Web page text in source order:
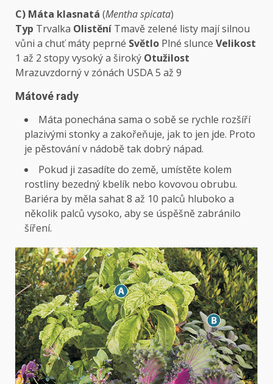
C) Máta klasnatá (Mentha spicata)
Typ Trvalka Olistění Tmavě zelené listy mají silnou
vůni a chuť máty peprné Světlo Plné slunce Velikost
1 až 2 stopy vysoký a široký Otužilost
Mrazuvzdorný v zónách USDA 5 až 9
Mátové rady
Máta ponechána sama o sobě se rychle rozšíří
plazivými stonky a zakořeňuje, jak to jen jde. Proto
je pěstování v nádobě tak dobrý nápad.
Pokud ji zasadíte do země, umístěte kolem
rostliny bezedný kbelík nebo kovovou obrubu.
Bariéra by měla sahat 8 až 10 palců hluboko a
několik palců vysoko, aby se úspěšně zabránilo
šíření.